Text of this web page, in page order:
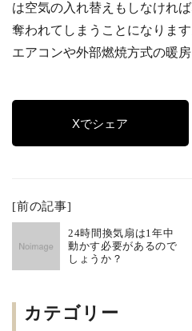
は空気の入れ替えもしなけれ
奪われてしまうことになります
エアコンや外部燃焼方式の暖
Xでシェア
[前の記事]
24時間換気扇は1年中
動かす必要があるので
しょうか？
カテゴリー